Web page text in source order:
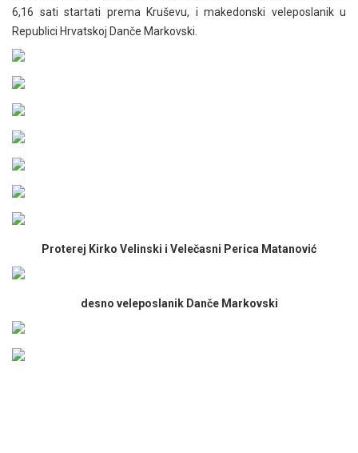
6,16 sati startati prema Kruševu, i makedonski veleposlanik u
Republici Hrvatskoj Danče Markovski.
Proterej Kirko Velinski i Velečasni Perica Matanović
desno veleposlanik Danče Markovski